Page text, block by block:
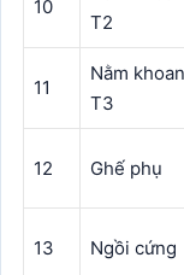
10
T2
11
Nằm
T3
12 Ghế phụ
13 Ngồi cứng